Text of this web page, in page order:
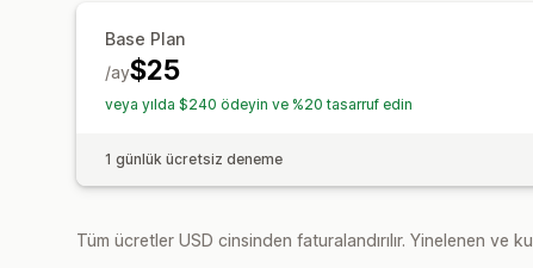
Base Plan
$25
/ay
veya yılda $240 ödeyin ve %20 tasarruf edin
1 günlük ücretsiz deneme
Tüm ücretler USD cinsinden faturalandırılır. Yinelenen ve